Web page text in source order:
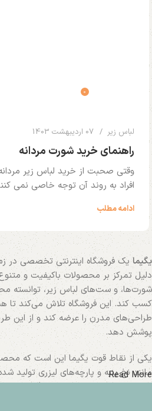
0
لباس زیر 07 اردیبهشت 1403
راهنمای خرید شورت مردانه
وقتی صحبت از خرید لباس زیر
افراد به روند آن توجه خاصی نمی
ادامه مطلب
یگیمایک فروشگاه اینترنتی تخصصی در
دلیل تمرکز بر محصولات باکیفیت و
شورت‌ها، و ست‌های لباس زیر، توانسته
کسب کند. این فروشگاه تلاش می‌کند تا
طراحی‌های مدرن را عرضه کند و از این
پوشش دهد.
یکی از نقاط قوت یگیما این است که
مانند نخ پنبه و پارچه‌های لیزری تولید
بالایی نیز دارند. همچنین فروشگاه،
Read More